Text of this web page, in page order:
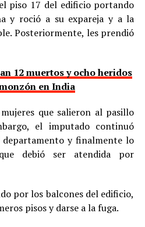
piso 17 del edificio portando
y roció a su expareja y a la
Posteriormente, les prendió
12 muertos y ocho heridos
en India
que salieron al pasillo
el imputado continuó
y finalmente lo
debió ser atendida por
por los balcones del edificio,
pisos y darse a la fuga.